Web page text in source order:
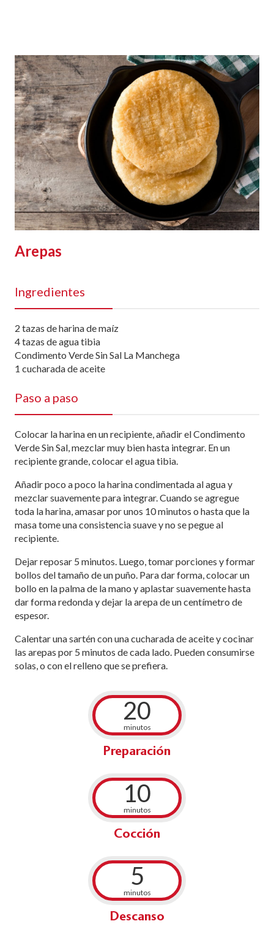
Arepas
Ingredientes
2 tazas de harina de maíz
4 tazas de agua tibia
Condimento Verde Sin Sal La Manchega
1 cucharada de aceite
Paso a paso
Colocar la harina en un recipiente, añadir el Condimento
Verde Sin Sal, mezclar muy bien hasta integrar. En un
recipiente grande, colocar el agua tibia.
Añadir poco a poco la harina condimentada al agua y
mezclar suavemente para integrar. Cuando se agregue
toda la harina, amasar por unos 10 minutos o hasta que la
masa tome una consistencia suave y no se pegue al
recipiente.
Dejar reposar 5 minutos. Luego, tomar porciones y formar
bollos del tamaño de un puño. Para dar forma, colocar un
bollo en la palma de la mano y aplastar suavemente hasta
dar forma redonda y dejar la arepa de un centímetro de
espesor.
Calentar una sartén con una cucharada de aceite y cocinar
las arepas por 5 minutos de cada lado. Pueden consumirse
solas, o con el relleno que se prefiera.
20
minutos
Preparación
10
minutos
Cocción
5
minutos
Descanso